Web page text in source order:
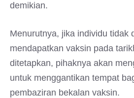
demikian.
Menurutnya, jika individu tidak
mendapatkan vaksin pada
ditetapkan, pihaknya akan
untuk menggantikan tempat
pembaziran bekalan vaksin.